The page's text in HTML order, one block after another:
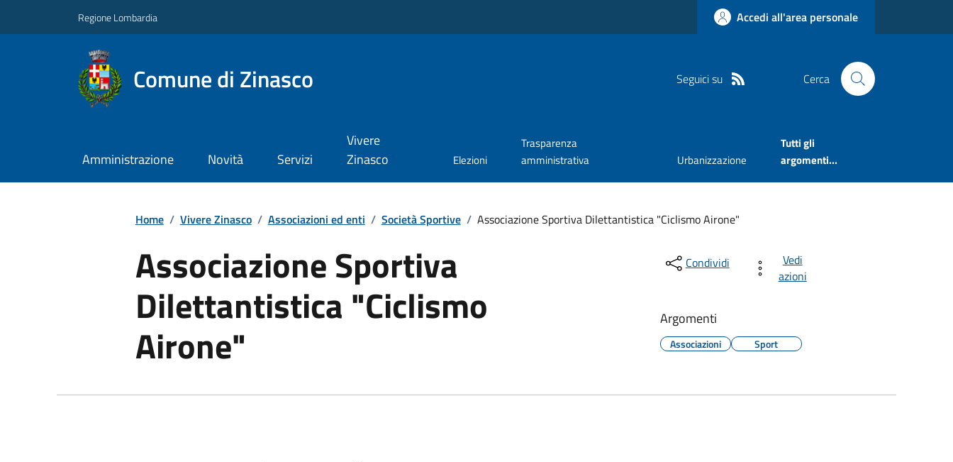
Regione Lombardia Accedi all'area personale
Comune di Zinasco Seguici su Cerca
Amministrazione Novità Servizi
Vivere
Zinasco
Elezioni
Trasparenza
amministrativa
Urbanizzazione
Tutti gli
argomenti...
Home / Vivere Zinasco / Associazioni ed enti / Società Sportive / Associazione Sportiva Dilettantistica "Ciclismo Airone"
Associazione Sportiva
Dilettantistica "Ciclismo
Airone"
Condividi
Vedi
azioni
Argomenti
Associazioni Sport